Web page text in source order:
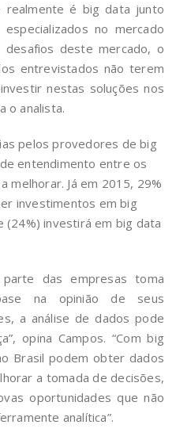
realmente é big data junto
no mercado
desafios deste mercado, o
entrevistados não terem
nestas soluções nos
o analista.
pelos provedores de big
entendimento entre os
melhorar. Já em 2015, 29%
investimentos em big
(24%) investirá em big data
das empresas toma
na opinião de seus
a análise de dados pode
opina Campos. “Com big
Brasil podem obter dados
a tomada de decisões,
oportunidades que não
analítica”.